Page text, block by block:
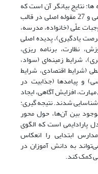
نتایج بیانگر آن است که
703 گزاره مفهومی اولیه با 66 مقوله فرعی و 27 مقوله اصلی در قالب
علّی (خانواده، مدرسه،
یادگیری)، پدیده اصلی
نظارت، برنامه ریزی،
شرایط زمینه‌ای (سواد،
(شرایط اقتصادی، شرایط
و پیامدها (جذابیت در
افزایش آگاهی، ایجاد
شدند. نتیجه گیری:
بین آن‌ها، حول محور
پارادایمی است که الگوی
ابتدایی را انعکاس
به دانش آموزان در
کمک کند.